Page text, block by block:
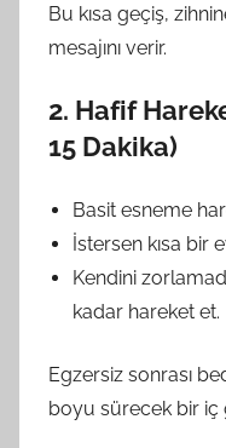
Bu kısa geçiş,
mesajını verir.
2. Hafif
15 Dakika)
Basit esneme
İstersen kısa bir
Kendini
kadar hareket et.
Egzersiz sonrası
boyu sürecek bir iç